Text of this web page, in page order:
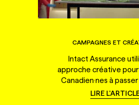
CAMPAGNES ET
Intact Assurance
approche créative
Canadien·nes à
LIRE